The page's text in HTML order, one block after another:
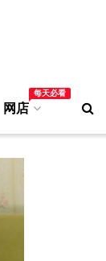
网店
每天必看